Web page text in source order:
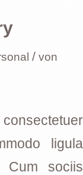
/ von
ligula
Cum sociis